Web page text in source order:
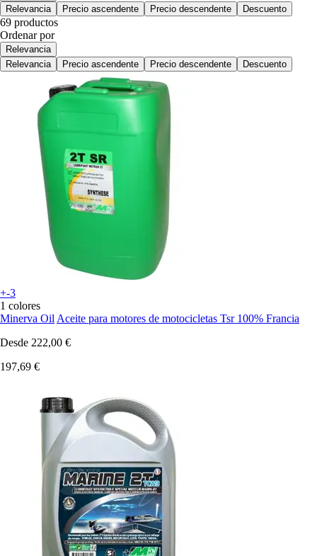
Relevancia
Precio ascendente Precio descendente Descuento
69 productos
Ordenar por
Relevancia
Relevancia
Precio ascendente Precio descendente Descuento
+-3
1 colores
Minerva Oil Aceite para motores de motocicletas Tsr 100% Francia
Desde 222,00 €
197,69 €